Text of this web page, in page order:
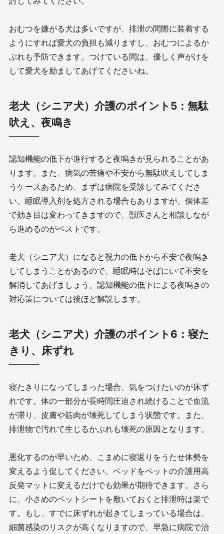
おむつを嫌がる犬は多いですが、排泄の間際に装着する
ようにすれば愛犬の負担も減りますし、おむつによるか
ぶれも予防できます。つけている間は、優しく声がけを
して愛犬を励ましてあげてくださいね。
老犬（シニア犬）介護のポイント5：無駄
吠え、夜鳴き
認知機能の低下が進行すると夜鳴きが見られることがあ
ります。また、病気の苦痛や不安から無駄吠えしてしま
うケースあるため、まずは病院を受診してみてくださ
い。睡眠導入剤を処方される場合もありますが、個体差
で効き目は変わってきますので、獣医さんと相談しなが
ら進めるのがベストです。
老犬（シニア犬）になると視力の低下から不安で夜鳴き
してしまうことがあるので、睡眠時はそばにいて不安を
解消してあげましょう。認知機能の低下による夜鳴きの
対応策については後ほど解説します。
老犬（シニア犬）介護のポイント6：寝た
きり、床ずれ
寝たきりになってしまった場合、気をつけたいのが床ず
れです。体の一部分が長時間圧迫され続けることで血流
が滞り、皮膚や筋肉が壊死してしまう状態です。また、
排泄物で汚れて生じるかぶれも壊死の原因となります。
悪化するのが早いため、こまめに寝返りをうたせ体勢を
変えるよう促してください。ベッドをペットの介護用高
反発マットに変えるだけでも効果が期待できます。さら
に、小さめのペットシートを敷いておくと排泄時は楽で
す。もし、すでに床ずれが起きてしまっている場合は、
細菌感染のリスクが高くなりますので、早急に病院で治